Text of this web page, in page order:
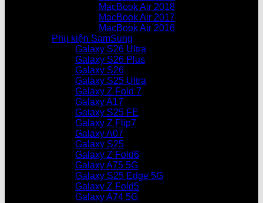
MacBook Air 2018
MacBook Air 2017
MacBook Air 2016
Phụ kiện SamSung
Galaxy S26 Ultra
Galaxy S26 Plus
Galaxy S26
Galaxy S25 Ultra
Galaxy Z Fold 7
Galaxy A17
Galaxy S25 FE
Galaxy Z Flip7
Galaxy A07
Galaxy S25
Galaxy Z Fold6
Galaxy A75 5G
Galaxy S25 Edge 5G
Galaxy Z Fold5
Galaxy A74 5G